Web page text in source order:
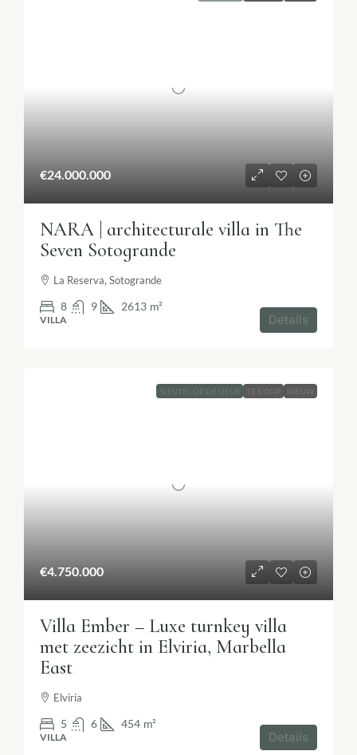
€24.000.000
NARA | architecturale villa in The
Seven Sotogrande
La Reserva, Sotogrande
8 9 2613 m²
VILLA Details
SLEUTEL OP DE DEUR TE KOOP NIEUW
€4.750.000
Villa Ember – Luxe turnkey villa
met zeezicht in Elviria, Marbella
East
Elviria
5 6 454 m²
VILLA Details